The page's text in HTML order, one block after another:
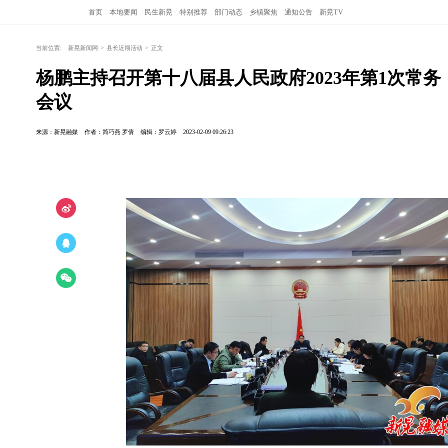
首页 本地要闻 民生新晃 特别推荐 部门动态 乡镇聚焦 通知公告 新晃TV
当前位置: 新晃新闻网 > 县长近期活动 > 正文
杨鹏主持召开第十八届县人民政府2023年第1次常务
会议
来源：新晃融媒 作者：简巧燕 罗倩 编辑：罗云婷 2023-02-09 09:26:23